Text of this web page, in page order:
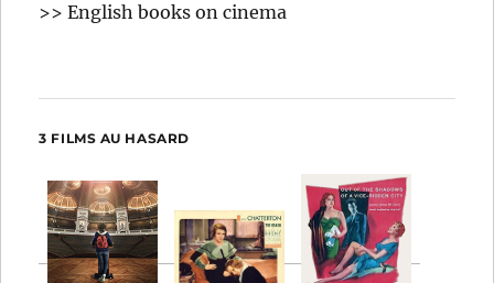
>> English books on cinema
3 FILMS AU HASARD